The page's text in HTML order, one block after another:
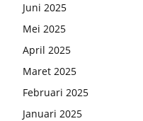
Juni 2025
Mei 2025
April 2025
Maret 2025
Februari 2025
Januari 2025